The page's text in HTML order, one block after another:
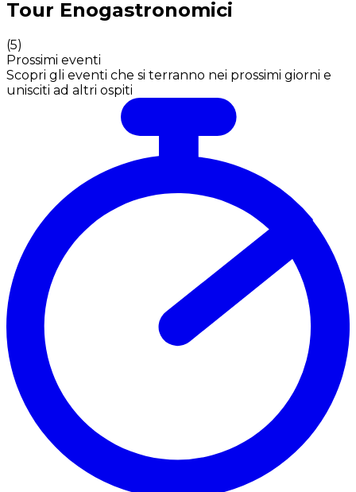
Tour Enogastronomici
(5)
Prossimi eventi
Scopri gli eventi che si terranno nei prossimi giorni e
unisciti ad altri ospiti